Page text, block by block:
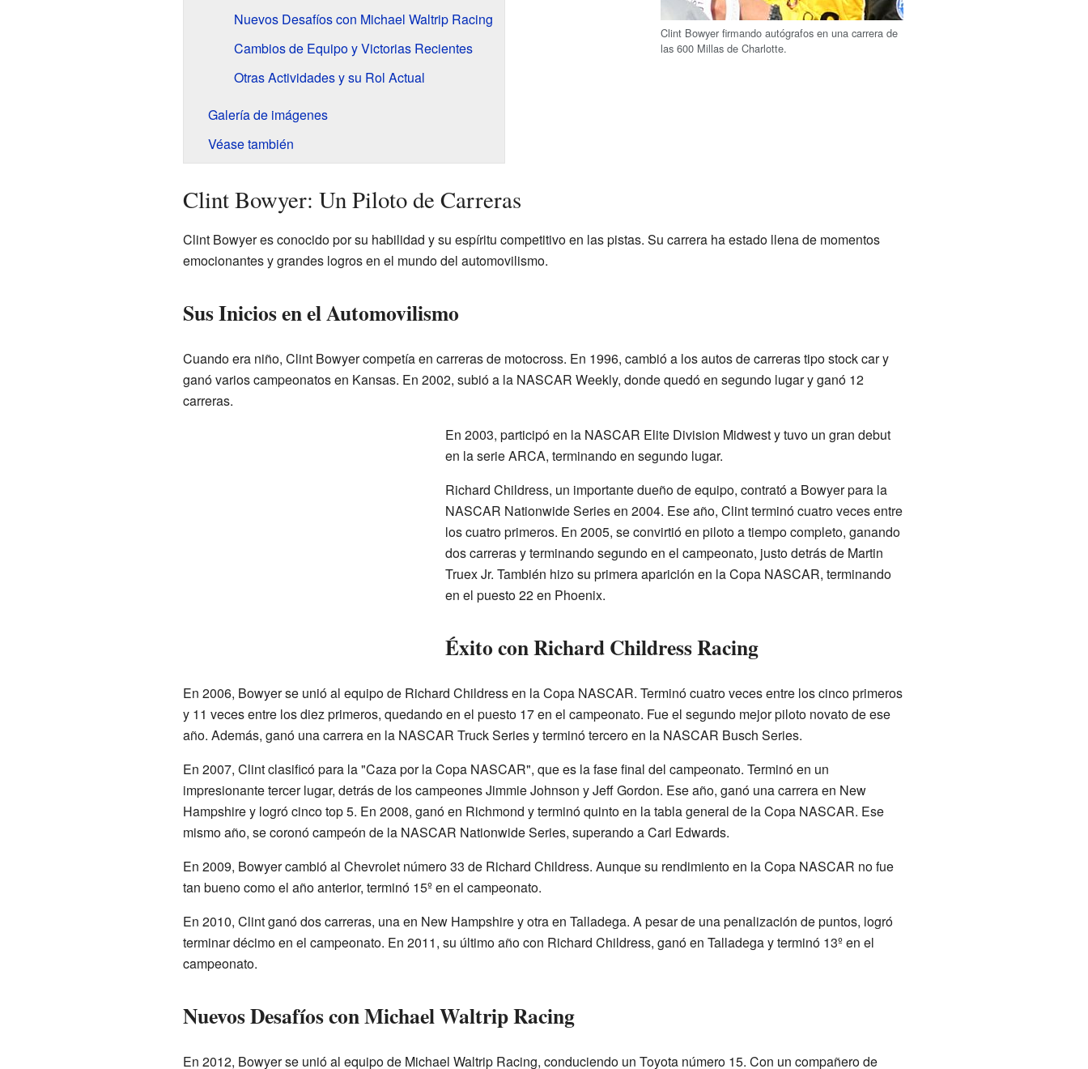
Clint Bowyer firmando autógrafos en una carrera de
las 600 Millas de Charlotte.
Nuevos Desafíos con Michael Waltrip Racing
Cambios de Equipo y Victorias Recientes
Otras Actividades y su Rol Actual
Galería de imágenes
Véase también
Clint Bowyer: Un Piloto de Carreras
Clint Bowyer es conocido por su habilidad y su espíritu competitivo en las pistas. Su carrera ha estado llena de momentos
emocionantes y grandes logros en el mundo del automovilismo.
Sus Inicios en el Automovilismo
Cuando era niño, Clint Bowyer competía en carreras de motocross. En 1996, cambió a los autos de carreras tipo stock car y
ganó varios campeonatos en Kansas. En 2002, subió a la NASCAR Weekly, donde quedó en segundo lugar y ganó 12
carreras.
En 2003, participó en la NASCAR Elite Division Midwest y tuvo un gran debut
en la serie ARCA, terminando en segundo lugar.
Richard Childress, un importante dueño de equipo, contrató a Bowyer para la
NASCAR Nationwide Series en 2004. Ese año, Clint terminó cuatro veces entre
los cuatro primeros. En 2005, se convirtió en piloto a tiempo completo, ganando
dos carreras y terminando segundo en el campeonato, justo detrás de Martin
Truex Jr. También hizo su primera aparición en la Copa NASCAR, terminando
en el puesto 22 en Phoenix.
Éxito con Richard Childress Racing
En 2006, Bowyer se unió al equipo de Richard Childress en la Copa NASCAR. Terminó cuatro veces entre los cinco primeros
y 11 veces entre los diez primeros, quedando en el puesto 17 en el campeonato. Fue el segundo mejor piloto novato de ese
año. Además, ganó una carrera en la NASCAR Truck Series y terminó tercero en la NASCAR Busch Series.
En 2007, Clint clasificó para la "Caza por la Copa NASCAR", que es la fase final del campeonato. Terminó en un
impresionante tercer lugar, detrás de los campeones Jimmie Johnson y Jeff Gordon. Ese año, ganó una carrera en New
Hampshire y logró cinco top 5. En 2008, ganó en Richmond y terminó quinto en la tabla general de la Copa NASCAR. Ese
mismo año, se coronó campeón de la NASCAR Nationwide Series, superando a Carl Edwards.
En 2009, Bowyer cambió al Chevrolet número 33 de Richard Childress. Aunque su rendimiento en la Copa NASCAR no fue
tan bueno como el año anterior, terminó 15º en el campeonato.
En 2010, Clint ganó dos carreras, una en New Hampshire y otra en Talladega. A pesar de una penalización de puntos, logró
terminar décimo en el campeonato. En 2011, su último año con Richard Childress, ganó en Talladega y terminó 13º en el
campeonato.
Nuevos Desafíos con Michael Waltrip Racing
En 2012, Bowyer se unió al equipo de Michael Waltrip Racing, conduciendo un Toyota número 15. Con un compañero de